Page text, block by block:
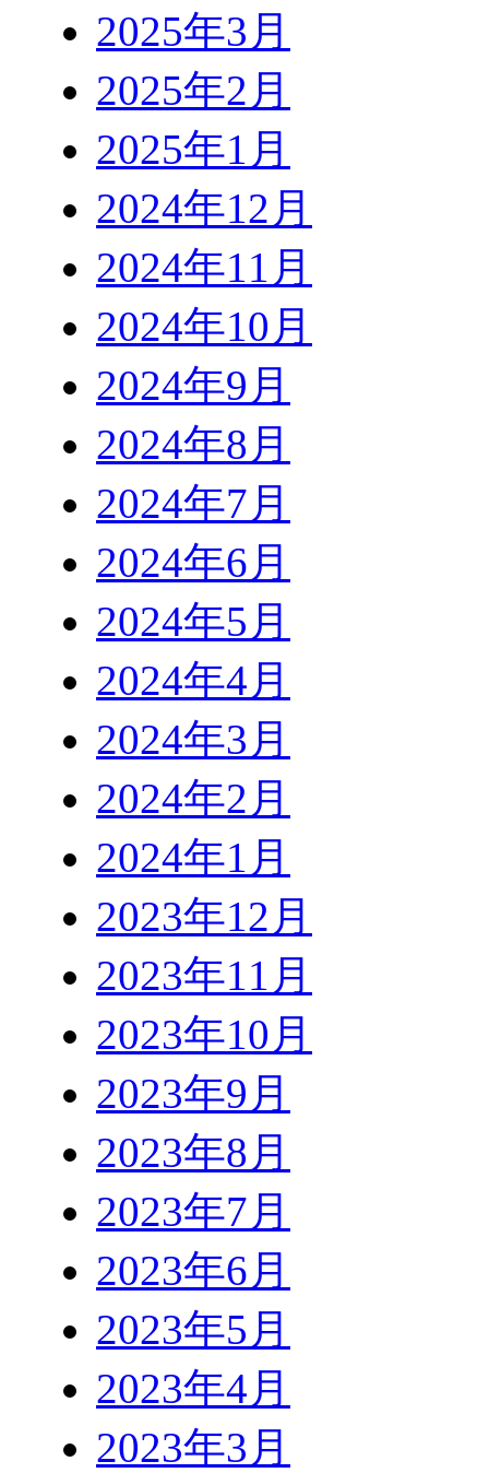
2025年3月
2025年2月
2025年1月
2024年12月
2024年11月
2024年10月
2024年9月
2024年8月
2024年7月
2024年6月
2024年5月
2024年4月
2024年3月
2024年2月
2024年1月
2023年12月
2023年11月
2023年10月
2023年9月
2023年8月
2023年7月
2023年6月
2023年5月
2023年4月
2023年3月